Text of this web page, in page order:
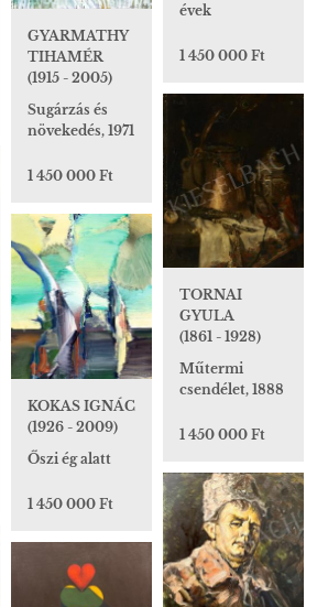
évek
1 450 000 Ft
GYARMATHY
TIHAMÉR
(1915 - 2005)
Sugárzás és
növekedés, 1971
1 450 000 Ft
TORNAI
GYULA
(1861 - 1928)
Műtermi
csendélet, 1888
1 450 000 Ft
KOKAS IGNÁC
(1926 - 2009)
Őszi ég alatt
1 450 000 Ft